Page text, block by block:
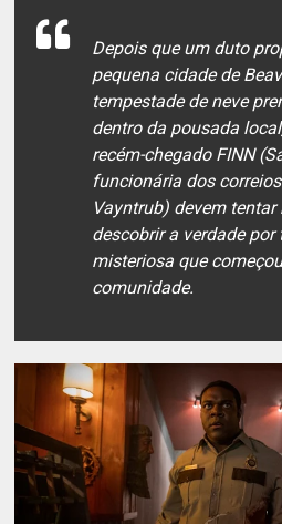
Depois que um duto
pequena cidade de
tempestade de neve
dentro da pousada
recém-chegado FINN
funcionária dos
Vayntrub) devem
descobrir a verdade
misteriosa que
comunidade.